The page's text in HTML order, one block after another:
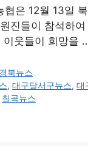
12월 13일
진들이 참석하
이웃들이 희망을
북뉴스
,대구달서구뉴스,대
칠곡뉴스